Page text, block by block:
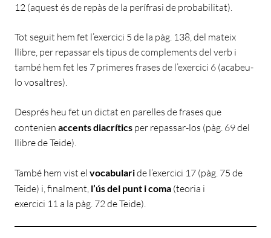
12 (aquest és de repàs de la perífrasi de probabilitat).
Tot seguit hem fet l’exercici 5 de la pàg. 138, del mateix
llibre, per repassar els tipus de complements del verb i
també hem fet les 7 primeres frases de l’exercici 6 (acabeu-
lo vosaltres).
Després heu fet un dictat en parelles de frases que
contenien accents diacrítics per repassar-los (pàg. 69 del
llibre de Teide).
També hem vist el vocabularide l’exercici 17 (pàg. 75 de
Teide) i, finalment, l’ús del punt i coma (teoria i
exercici 11 a la pàg. 72 de Teide).